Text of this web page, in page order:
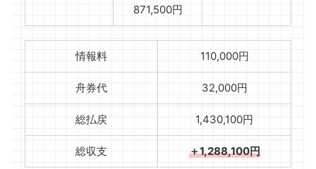
871,500円
情報料 110,000円
舟券代 32,000円
総払戻 1,430,100円
総収支 ＋1,288,100円